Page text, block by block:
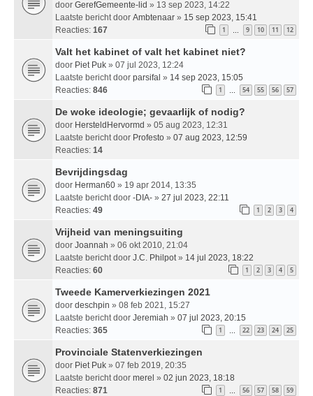
door GerefGemeente-lid » 13 sep 2023, 14:22
Laatste bericht door Ambtenaar » 15 sep 2023, 15:41
Reacties: 167 1 … 9 10 11 12
Valt het kabinet of valt het kabinet niet?
door Piet Puk » 07 jul 2023, 12:24
Laatste bericht door parsifal » 14 sep 2023, 15:05
Reacties: 846 1 … 54 55 56 57
De woke ideologie; gevaarlijk of nodig?
door HersteldHervormd » 05 aug 2023, 12:31
Laatste bericht door Profesto » 07 aug 2023, 12:59
Reacties: 14
Bevrijdingsdag
door Herman60 » 19 apr 2014, 13:35
Laatste bericht door -DIA- » 27 jul 2023, 22:11
Reacties: 49 1 2 3 4
Vrijheid van meningsuiting
door Joannah » 06 okt 2010, 21:04
Laatste bericht door J.C. Philpot » 14 jul 2023, 18:22
Reacties: 60 1 2 3 4 5
Tweede Kamerverkiezingen 2021
door deschpin » 08 feb 2021, 15:27
Laatste bericht door Jeremiah » 07 jul 2023, 20:15
Reacties: 365 1 … 22 23 24 25
Provinciale Statenverkiezingen
door Piet Puk » 07 feb 2019, 20:35
Laatste bericht door merel » 02 jun 2023, 18:18
Reacties: 871 1 … 56 57 58 59